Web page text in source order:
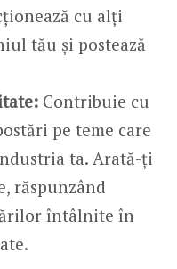
cu alți
tău și postează
Contribuie cu
pe teme care
ta. Arată-ți
răspunzând
întâlnite în